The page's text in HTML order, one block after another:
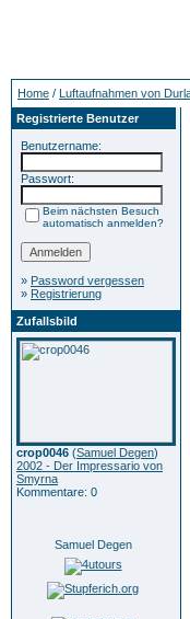
Home / Luftaufnahmen von
Registrierte Benutzer
Benutzername:
Passwort:
Beim nächsten Besuch
automatisch anmelden?
» Password vergessen
» Registrierung
Zufallsbild
crop0046 (Samuel Degen)
2002 - Der Impressario von
Smyrna
Kommentare: 0
Samuel Degen